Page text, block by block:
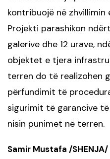
kontribuojë në
Projekti parashikon
galerive dhe 12 urave,
objektet e tjera
terren do të realizohen
përfundimit të
sigurimit të garancive
nisin punimet në terren.
Samir Mustafa /SHENJA/